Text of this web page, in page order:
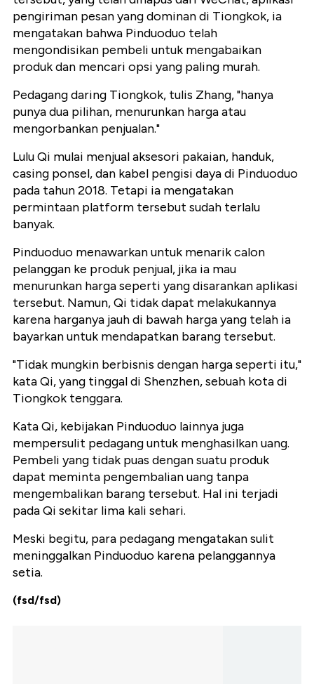
pengiriman pesan yang dominan di Tiongkok, ia
mengatakan bahwa Pinduoduo telah
mengondisikan pembeli untuk mengabaikan
produk dan mencari opsi yang paling murah.
Pedagang daring Tiongkok, tulis Zhang, "hanya
punya dua pilihan, menurunkan harga atau
mengorbankan penjualan."
Lulu Qi mulai menjual aksesori pakaian, handuk,
casing ponsel, dan kabel pengisi daya di Pinduoduo
pada tahun 2018. Tetapi ia mengatakan
permintaan platform tersebut sudah terlalu
banyak.
Pinduoduo menawarkan untuk menarik calon
pelanggan ke produk penjual, jika ia mau
menurunkan harga seperti yang disarankan aplikasi
tersebut. Namun, Qi tidak dapat melakukannya
karena harganya jauh di bawah harga yang telah ia
bayarkan untuk mendapatkan barang tersebut.
"Tidak mungkin berbisnis dengan harga seperti itu,"
kata Qi, yang tinggal di Shenzhen, sebuah kota di
Tiongkok tenggara.
Kata Qi, kebijakan Pinduoduo lainnya juga
mempersulit pedagang untuk menghasilkan uang.
Pembeli yang tidak puas dengan suatu produk
dapat meminta pengembalian uang tanpa
mengembalikan barang tersebut. Hal ini terjadi
pada Qi sekitar lima kali sehari.
Meski begitu, para pedagang mengatakan sulit
meninggalkan Pinduoduo karena pelanggannya
setia.
(fsd/fsd)